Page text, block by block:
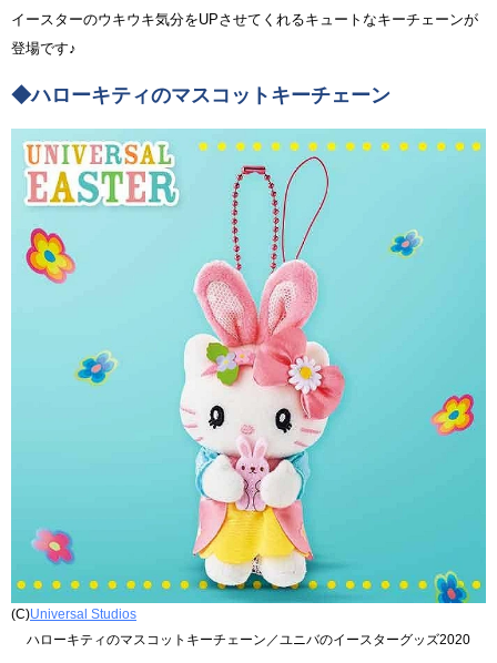
イースターのウキウキ気分をUPさせてくれるキュートなキーチェーンが
登場です♪
◆ハローキティのマスコットキーチェーン
(C)Universal Studios
ハローキティのマスコットキーチェーン／ユニバのイースターグッズ2020